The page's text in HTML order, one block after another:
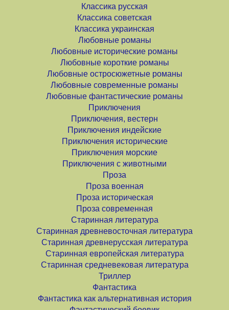
Классика русская
Классика советская
Классика украинская
Любовные романы
Любовные исторические романы
Любовные короткие романы
Любовные остросюжетные романы
Любовные современные романы
Любовные фантастические романы
Приключения
Приключения, вестерн
Приключения индейские
Приключения исторические
Приключения морские
Приключения с животными
Проза
Проза военная
Проза историческая
Проза современная
Старинная литература
Старинная древневосточная литература
Старинная древнерусская литература
Старинная европейская литература
Старинная средневековая литература
Триллер
Фантастика
Фантастика как альтернативная история